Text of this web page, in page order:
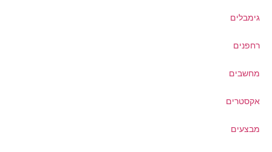
גימבלים
רחפנים
מחשבים
אקסטרים
מבצעים